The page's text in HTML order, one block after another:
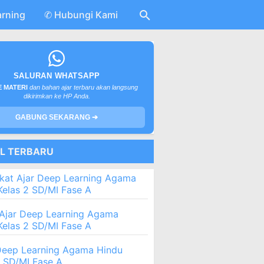
✆ Hubungi Kami
SALURAN WHATSAPP
MATERI dan bahan ajar terbaru akan langsung
dikirimkan ke HP Anda.
GABUNG SEKARANG ➔
TERBARU
Ajar Deep Learning Agama
2 SD/MI Fase A
Deep Learning Agama
2 SD/MI Fase A
Learning Agama Hindu
SD/MI Fase A